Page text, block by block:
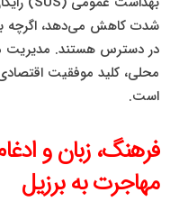
شدت کاهش می‌دهد، اگرچه
در دسترس هستند. مدیریت
محلی، کلید موفقیت
است.
فرهنگ، زبان و
مهاجرت به برزیل